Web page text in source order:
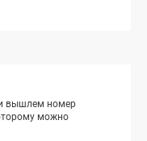
вышлем номер
можно